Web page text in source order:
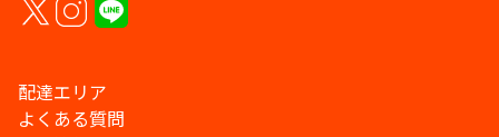
配達エリア
よくある質問